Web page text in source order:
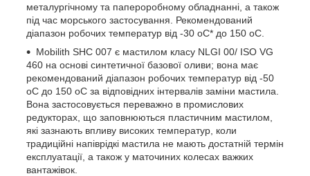
металургічному та папероробному обладнанні, а також
під час морського застосування. Рекомендований
діапазон робочих температур від -30 oC* до 150 oC.
Mobilith SHC 007 є мастилом класу NLGI 00/ ISO VG
460 на основі синтетичної базової оливи; вона має
рекомендований діапазон робочих температур від -50
oC до 150 oC за відповідних інтервалів заміни мастила.
Вона застосовується переважно в промислових
редукторах, що заповнюються пластичним мастилом,
які зазнають впливу високих температур, коли
традиційні напіврідкі мастила не мають достатній термін
експлуатації, а також у маточиних колесах важких
вантажівок.